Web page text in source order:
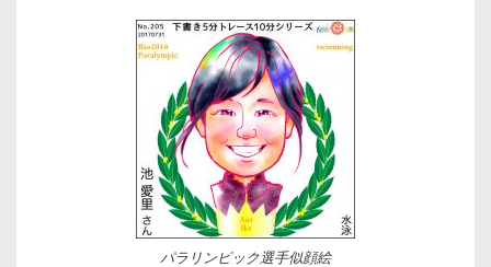
パラリンピック選手似顔絵